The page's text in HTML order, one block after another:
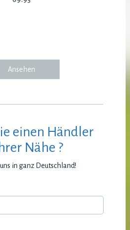
Ansehen
einen Händler
Nähe ?
in ganz Deutschland!